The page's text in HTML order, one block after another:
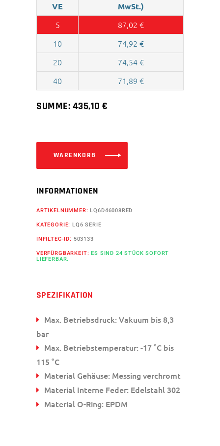
VE
MwSt.)
5 87,02 €
10
74,92 €
20
74,54€
40
71,89 €
SUMME:435,10 €
WARENKORB
INFORMATIONEN
ARTIKELNUMMER:LQ6D46008RED
KATEGORIE:LQ6 SERIE
INFILTEC-ID: 503133
VERFÜRGBARKEIT:ES SIND 24 STÜCK SOFORT
LIEFERBAR.
SPEZIFIKATION
Max. Betriebsdruck: Vakuum bis 8,3
bar
Max. Betriebstemperatur: -17 °C bis
115 °C
Material Gehäuse: Messing verchromt
Material Interne Feder: Edelstahl 302
Material O-Ring: EPDM